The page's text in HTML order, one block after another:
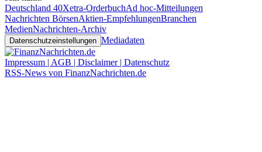
Deutschland 40Xetra-OrderbuchAd hoc-Mitteilungen
Nachrichten BörsenAktien-EmpfehlungenBranchen
MedienNachrichten-Archiv
Datenschutzeinstellungen Mediadaten
Impressum | AGB | Disclaimer | Datenschutz
RSS-News von FinanzNachrichten.de